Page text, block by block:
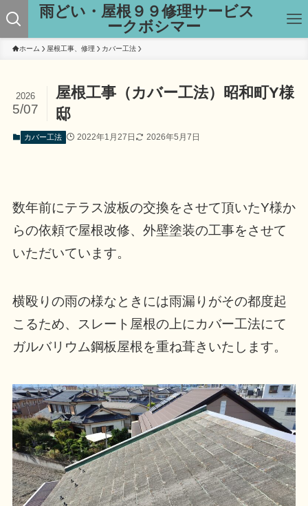
雨どい・屋根９９修理サービス
ークボシマー
ホーム 屋根工事、修理 カバー工法
屋根工事（カバー工法）昭和町Y様
邸
2026
5/07
カバー工法 2022年1月27日 2026年5月7日
数年前にテラス波板の交換をさせて頂いたY様か
らの依頼で屋根改修、外壁塗装の工事をさせて
いただいています。
横殴りの雨の様なときには雨漏りがその都度起
こるため、スレート屋根の上にカバー工法にて
ガルバリウム鋼板屋根を重ね葺きいたします。